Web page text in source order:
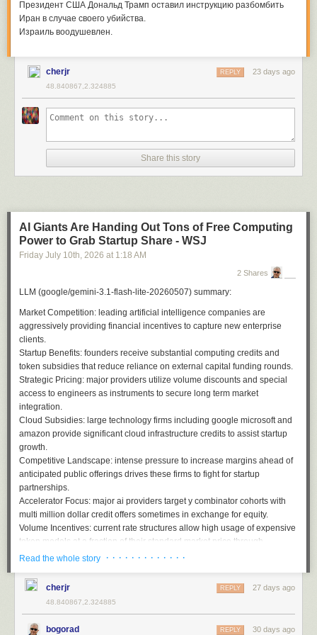
Paris city hall has recently stepped up enforcement of illegal Airbnb
rentals, handing out fines of up to €200,000 to owners caught with
unregistered rentals.
- the city authorities say that they favour hiking tax on these too, and
have called on the government to reform property tax rules in next year's
budget in order to allow this.
READ ALSO:Paris deputy mayor says second-homes are 'the enemy'
and calls for new property tax laws
Adblock test (Why?)
Президент США Дональд Трамп оставил инструкцию разбомбить
Иран в случае своего убийства.
Израиль воодушевлен.
cherjr 23 days ago
REPLY
48.840867,2.324885
Share this story
AI Giants Are Handing Out Tons of Free Computing
Power to Grab Startup Share - WSJ
Friday July 10th, 2026 at 1:18 AM
2 Shares
LLM (google/gemini-3.1-flash-lite-20260507) summary:
Market Competition: leading artificial intelligence companies are
aggressively providing financial incentives to capture new enterprise
clients.
Startup Benefits: founders receive substantial computing credits and
token subsidies that reduce reliance on external capital funding rounds.
Strategic Pricing: major providers utilize volume discounts and special
access to engineers as instruments to secure long term market
integration.
Cloud Subsidies: large technology firms including google microsoft and
amazon provide significant cloud infrastructure credits to assist startup
growth.
Competitive Landscape: intense pressure to increase margins ahead of
anticipated public offerings drives these firms to fight for startup
partnerships.
Accelerator Focus: major ai providers target y combinator cohorts with
multi million dollar credit offers sometimes in exchange for equity.
Volume Incentives: current rate structures allow high usage of expensive
token models at a fraction of their standard market price through
subsidies.
prevent startups from migrating to cheaper international or open weight
Read the whole story · · · · · · · · · · · · ·
cherjr 27 days ago
REPLY
48.840867,2.324885
bogorad 30 days ago
REPLY